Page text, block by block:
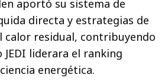
aportó su sistema de
directa y estrategias de
calor residual, contribuyendo
JEDI liderara el ranking
energética.